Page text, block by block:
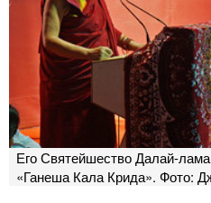
Его Святейшество Далай-
«Ганеша Кала Крида». Фото: